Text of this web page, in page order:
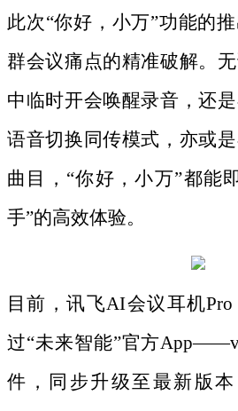
此次“你好，小万”功能的
群会议痛点的精准破解。
中临时开会唤醒录音，还
语音切换同传模式，亦或
曲目，“你好，小万”都能
手”的高效体验。
目前，讯飞AI会议耳机
过“未来智能”官方
件，同步升级至最新版